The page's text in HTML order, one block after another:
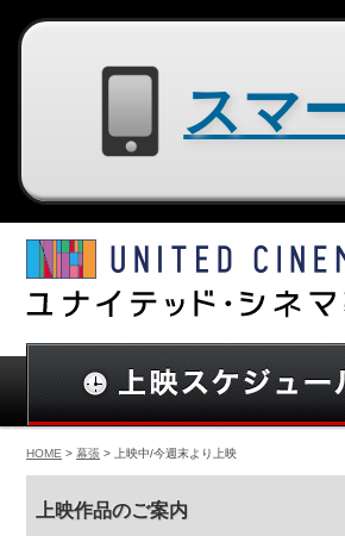
HOME > 幕張 > 上映中/今週末より上映
上映作品のご案内